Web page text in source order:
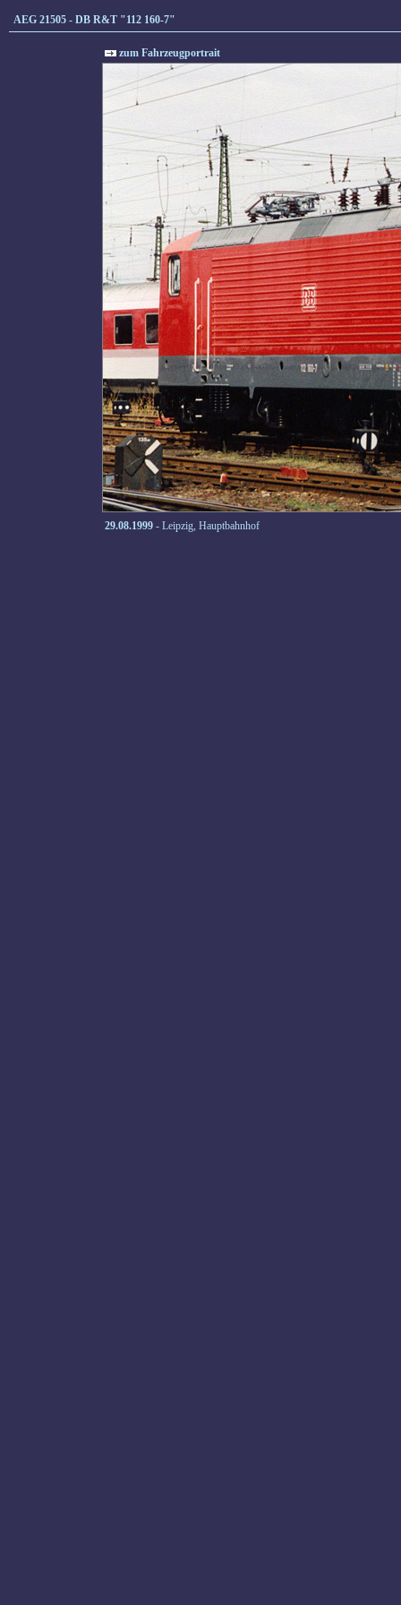
AEG 21505 - DB R&T "112 160-7"
zum Fahrzeugportrait
29.08.1999 - Leipzig, Hauptbahnhof